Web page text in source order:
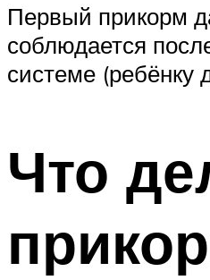
Первый прикорм
соблюдается
системе (ребёнку
Что